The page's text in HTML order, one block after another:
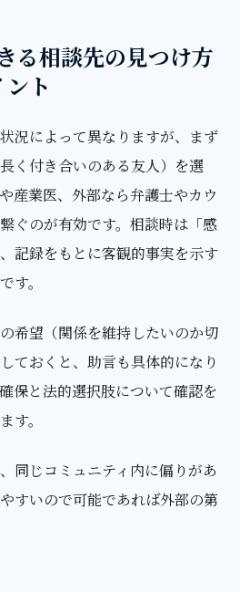
る相談先の見つけ方
ト
況によって異なりますが、まず
く付き合いのある友人）を選
産業医、外部なら弁護士やカウ
ぐのが有効です。相談時は「感
記録をもとに客観的事実を示す
す。
希望（関係を維持したいのか切
ておくと、助言も具体的になり
保と法的選択肢について確認を
す。
同じコミュニティ内に偏りがあ
すいので可能であれば外部の第